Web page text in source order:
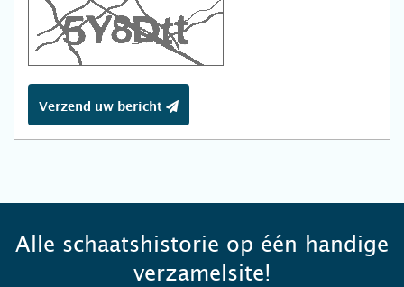
Verzend uw bericht
Alle schaatshistorie op één handige
verzamelsite!